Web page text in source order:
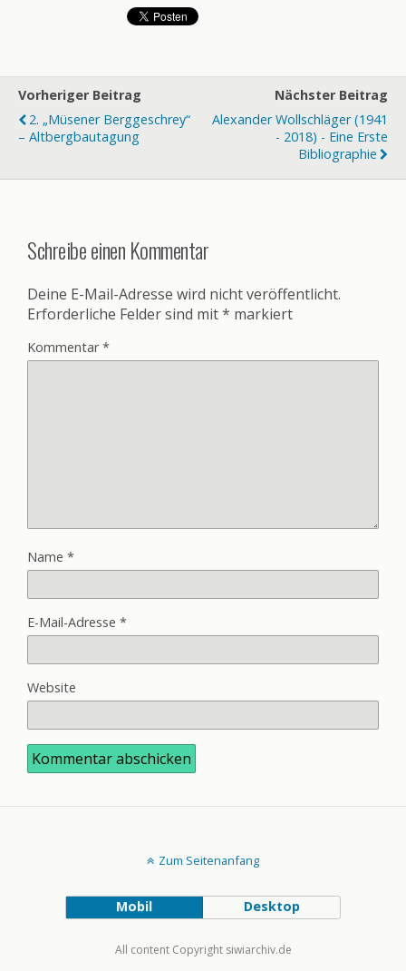
Vorheriger Beitrag
2. „Müsener Berggeschrey“
– Altbergbautagung
Nächster Beitrag
Alexander Wollschläger (1941
- 2018) - Eine Erste
Bibliographie
Schreibe einen Kommentar
Deine E-Mail-Adresse wird nicht veröffentlicht.
Erforderliche Felder sind mit* markiert
Kommentar*
Name *
E-Mail-Adresse *
Website
Zum Seitenanfang
Mobil Desktop
All content Copyright siwiarchiv.de